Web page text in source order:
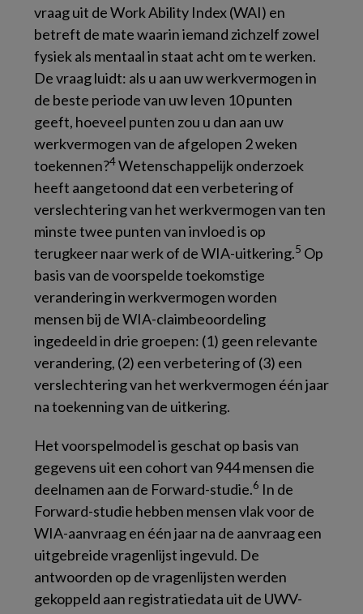
vraag uit de Work Ability Index (WAI) en
betreft de mate waarin iemand zichzelf zowel
fysiek als mentaal in staat acht om te werken.
De vraag luidt: als u aan uw werkvermogen in
de beste periode van uw leven 10 punten
geeft, hoeveel punten zou u dan aan uw
werkvermogen van de afgelopen 2 weken
toekennen?4Wetenschappelijk onderzoek
heeft aangetoond dat een verbetering of
verslechtering van het werkvermogen van ten
minste twee punten van invloed is op
terugkeer naar werk of de WIA-uitkering.5 Op
basis van de voorspelde toekomstige
verandering in werkvermogen worden
mensen bij de WIA-claimbeoordeling
ingedeeld in drie groepen: (1) geen relevante
verandering, (2) een verbetering of (3) een
verslechtering van het werkvermogen één jaar
na toekenning van de uitkering.
Het voorspelmodel is geschat op basis van
gegevens uit een cohort van 944 mensen die
deelnamen aan de Forward-studie.6 In de
Forward-studie hebben mensen vlak voor de
WIA-aanvraag en één jaar na de aanvraag een
uitgebreide vragenlijst ingevuld. De
antwoorden op de vragenlijsten werden
gekoppeld aan registratiedata uit de UWV-